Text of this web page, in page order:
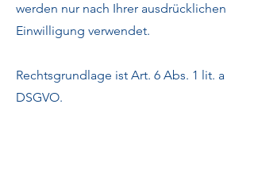
werden nur nach Ihrer ausdrücklichen
Einwilligung verwendet.
Rechtsgrundlage ist Art. 6 Abs. 1 lit. a
DSGVO.